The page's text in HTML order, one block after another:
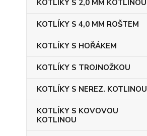
KOTLÍKY S 2,0 MM KOTLINOU
KOTLÍKY S 4,0 MM ROŠTEM
KOTLÍKY S HOŘÁKEM
KOTLÍKY S TROJNOŽKOU
KOTLÍKY S NEREZ. KOTLINOU
KOTLÍKY S KOVOVOU
KOTLINOU